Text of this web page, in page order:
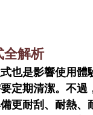
全解析
也是影響使用
定期清潔。不
更耐刮、耐熱、